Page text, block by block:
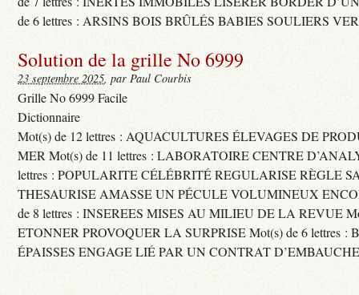
de 6 lettres : ARSINS BOIS BRÛLÉS BABIES SOULIERS
Solution de la grille No 6999
23 septembre 2025, par Paul Courbis
Grille No 6999 Facile
Dictionnaire
Mot(s) de 12 lettres : AQUACULTURES ÉLEVAGES DE
MER Mot(s) de 11 lettres : LABORATOIRE CENTRE
lettres : POPULARITE CÉLÉBRITÉ REGULARISE RÈGLE
THESAURISE AMASSE UN PÉCULE VOLUMINEUX
de 8 lettres : INSEREES MISES AU MILIEU DE LA REVUE
ETONNER PROVOQUER LA SURPRISE Mot(s) de 6 lettres :
ÉPAISSES ENGAGE LIÉ PAR UN CONTRAT